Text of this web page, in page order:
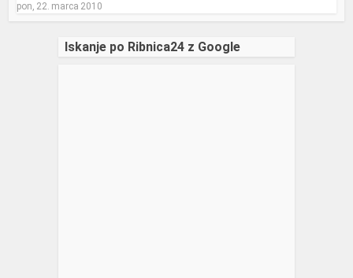
pon, 22. marca 2010
Iskanje po Ribnica24 z Google